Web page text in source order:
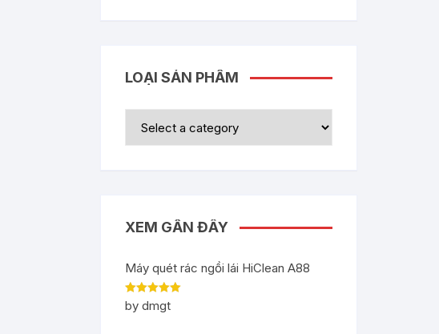
LOẠI SẢN PHẨM
XEM GẦN ĐÂY
Máy quét rác ngồi lái HiClean A88
Rated5out
of 5
by dmgt